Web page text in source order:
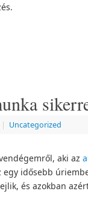
| Uncategorized
aki az
idősebb
és azokban